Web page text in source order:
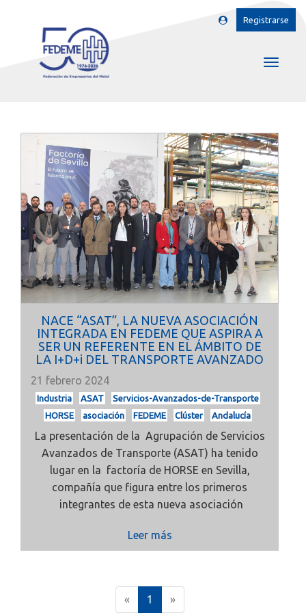
Registrarse
NACE “ASAT”, LA NUEVA ASOCIACIÓN
INTEGRADA EN FEDEME QUE ASPIRA A
SER UN REFERENTE EN EL ÁMBITO DE
LA I+D+i DEL TRANSPORTE AVANZADO
21 febrero 2024
Industria ASAT
Servicios-Avanzados-de-Transporte
HORSE
asociación FEDEME Clúster Andalucía
La presentación de la Agrupación de Servicios
Avanzados de Transporte (ASAT) ha tenido
lugar en la factoría de HORSE en Sevilla,
compañía que figura entre los primeros
integrantes de esta nueva asociación
Leer más
« 1 »